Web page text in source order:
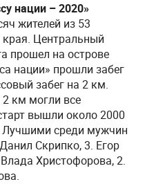
нации – 2020»
жителей из 53
Центральный
прошел на острове
нации» прошли забег
забег на 2 км.
2 км могли все
вышли около 2000
Лучшими среди мужчин
Скрипко, 3. Егор
Христофорова, 2.